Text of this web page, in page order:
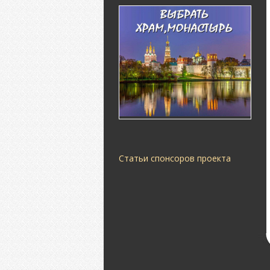
Статьи спонсоров проекта